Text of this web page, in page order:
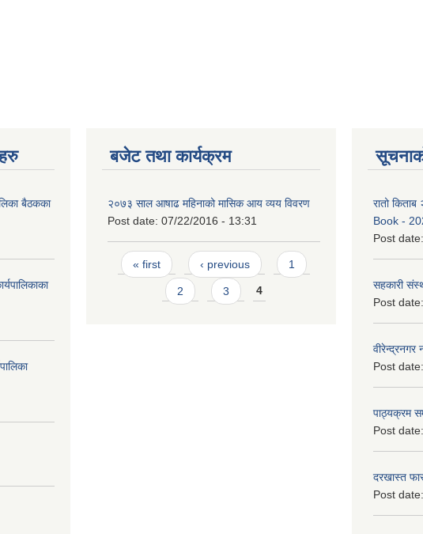
बैठकका
बजेट तथा कार्यक्रम
२०७३ साल आषाढ महिनाको मासिक आय व्यय विवरण
Post date: 07/22/2016 - 13:31
Pages
« first ‹ previous 1
2 3 4
रातो
Book -
Post date:
सहकारी
Post date:
वीरेन्द्रनगर
Post date:
पाठ्यक्रम
Post date:
दरखास्त
Post date: